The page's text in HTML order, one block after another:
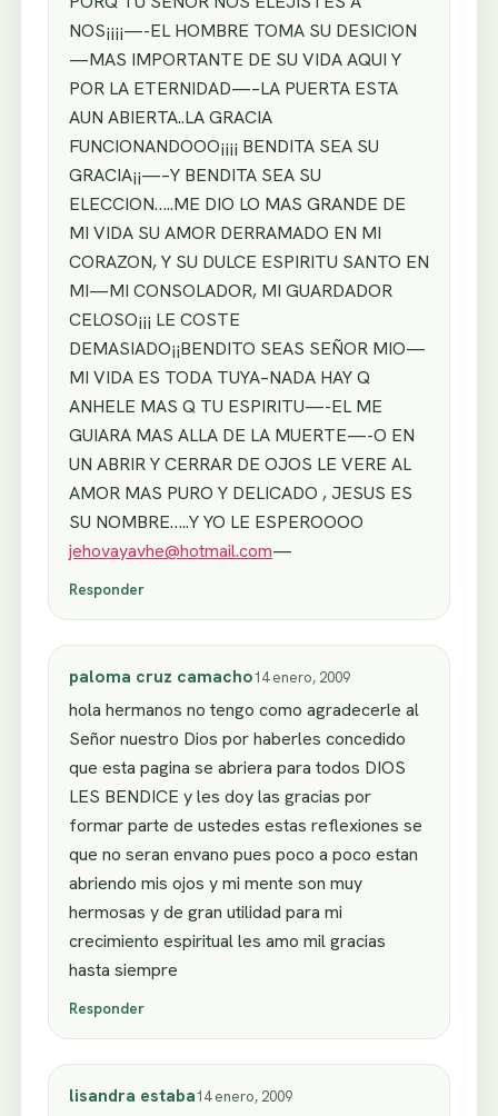
NOS¡¡¡¡—-EL HOMBRE TOMA SU DESICION
—MAS IMPORTANTE DE SU VIDA AQUI Y
POR LA ETERNIDAD—–LA PUERTA ESTA
AUN ABIERTA..LA GRACIA
FUNCIONANDOOO¡¡¡¡ BENDITA SEA SU
GRACIA¡¡—–Y BENDITA SEA SU
ELECCION…..ME DIO LO MAS GRANDE DE
MI VIDA SU AMOR DERRAMADO EN MI
CORAZON, Y SU DULCE ESPIRITU SANTO EN
MI—MI CONSOLADOR, MI GUARDADOR
CELOSO¡¡¡ LE COSTE
DEMASIADO¡¡BENDITO SEAS SEÑOR MIO—
MI VIDA ES TODA TUYA–NADA HAY Q
ANHELE MAS Q TU ESPIRITU—-EL ME
GUIARA MAS ALLA DE LA MUERTE—-O EN
UN ABRIR Y CERRAR DE OJOS LE VERE AL
AMOR MAS PURO Y DELICADO , JESUS ES
SU NOMBRE…..Y YO LE ESPEROOOO
jehovayavhe@hotmail.com—
Responder
paloma cruz camacho14 enero, 2009
hola hermanos no tengo como agradecerle al
Señor nuestro Dios por haberles concedido
que esta pagina se abriera para todos DIOS
LES BENDICE y les doy las gracias por
formar parte de ustedes estas reflexiones se
que no seran envano pues poco a poco estan
abriendo mis ojos y mi mente son muy
hermosas y de gran utilidad para mi
crecimiento espiritual les amo mil gracias
hasta siempre
Responder
lisandra estaba14 enero, 2009